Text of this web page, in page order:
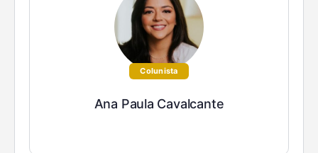
Colunista
Ana Paula Cavalcante